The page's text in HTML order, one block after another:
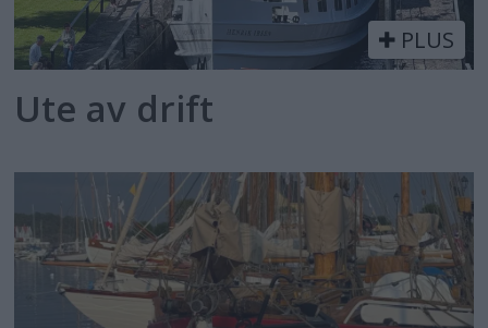
PLUS
Ute av drift